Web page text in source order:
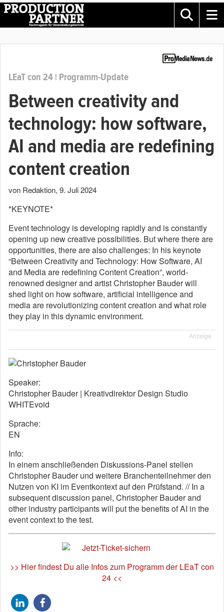
LEaT con 24 | Programm-Update
Between creativity and
technology: how software,
AI and media are redefining
content creation
von Redaktion, 9. Juli 2024
*KEYNOTE*
Event technology is developing rapidly and is constantly
opening up new creative possibilities. But where there are
opportunities, there are also challenges: In his keynote
“Between Creativity and Technology: How Software, AI
and Media are redefining Content Creation”, world-
renowned designer and artist Christopher Bauder will
shed light on how software, artificial intelligence and
media are revolutionizing content creation and what role
they play in this dynamic environment.
Anzeige
Speaker:
Christopher Bauder | Kreativdirektor Design Studio
WHITEvoid
Sprache:
EN
Info:
In einem anschließenden Diskussions-Panel stellen
Christopher Bauder und weitere Branchenteilnehmer den
Nutzen von KI im Eventkontext auf den Prüfstand. // In a
subsequent discussion panel, Christopher Bauder and
other industry participants will put the benefits of AI in the
event context to the test.
>> Hier findest Du alle Infos zum Programm der LEaT con
24 <<